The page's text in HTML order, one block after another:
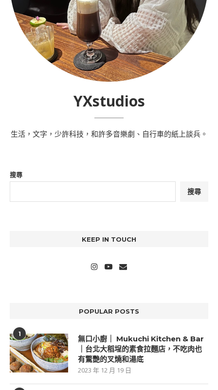
YXstudios
生活，文字，少許科技，和許多音樂劇、自行車的紙上談兵。
搜尋
搜尋
KEEP IN TOUCH
POPULAR POSTS
1
無口小廚｜ Mukuchi Kitchen & Bar
｜台北大稻埕的素食拉麵店，不吃肉也
有驚艷的叉燒和湯底
2023 年 12 月 19 日